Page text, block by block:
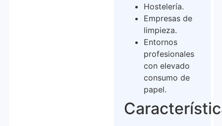
Hostelería.
Empresas de
limpieza.
Entornos
profesionales
con elevado
consumo de
papel.